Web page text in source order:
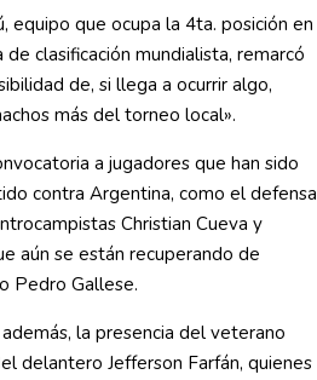
equipo que ocupa la 4ta. posición en
clasificación mundialista, remarcó
de, si llega a ocurrir algo,
más del torneo local».
a jugadores que han sido
contra Argentina, como el defensa
Christian Cueva y
aún se están recuperando de
Pedro Gallese.
la presencia del veterano
delantero Jefferson Farfán, quienes